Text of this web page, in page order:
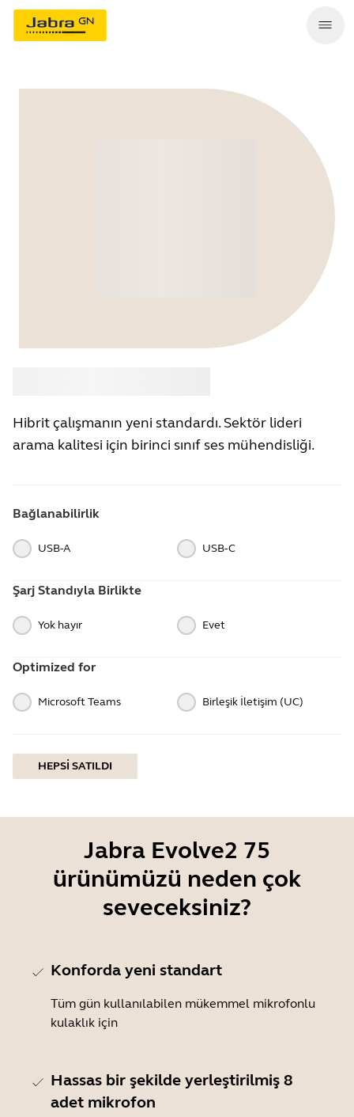
Hibrit çalışmanın yeni standardı. Sektör lideri
arama kalitesi için birinci sınıf ses mühendisliği.
Bağlanabilirlik
USB-A USB‑C
Şarj Standıyla Birlikte
Yok hayır Evet
Optimized for
Microsoft Teams Birleşik İletişim (UC)
HEPSI SATILDI
Jabra Evolve2 75
ürünümüzü neden çok
seveceksiniz?
Konforda yeni standart
Tüm gün kullanılabilen mükemmel mikrofonlu
kulaklık için
Hassas bir şekilde yerleştirilmiş 8
adet mikrofon